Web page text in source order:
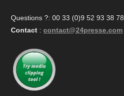
Questions ?: 00 33 (0)9 52 93 38 78
Contact : contact@24presse.com